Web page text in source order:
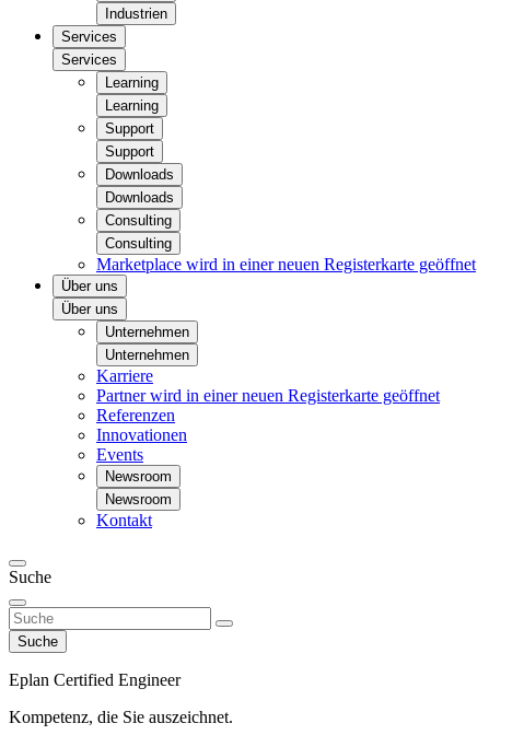
Industrien
Services
Services
Learning
Learning
Support
Support
Downloads
Downloads
Consulting
Consulting
Marketplace wird in einer neuen Registerkarte geöffnet
Über uns
Über uns
Unternehmen
Unternehmen
Karriere
Partnerwird in einer neuen Registerkarte geöffnet
Referenzen
Innovationen
Events
Newsroom
Newsroom
Kontakt
Suche
Suche
Eplan Certified Engineer
Kompetenz, die Sie auszeichnet.